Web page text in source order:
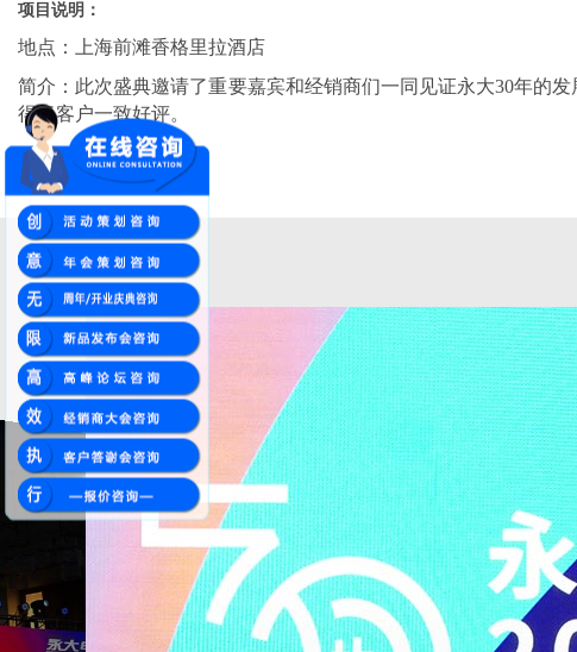
项目说明：
地点：上海前滩香格里拉酒店
简介：此次盛典邀请了重要嘉宾和经销商们一同见证永大30年的
得了客户一致好评。